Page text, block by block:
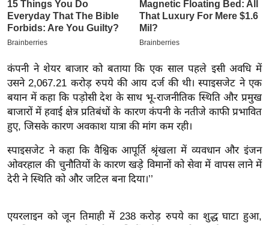
इ
म
ई
पे
प
र
मि
ल
बे
सा
कंपनी ने शेयर बाजार को बताया कि एक साल पहले इसी अवधि में
उसने 2,067.21 करोड़ रुपये की आय दर्ज की थी। स्पाइसजेट ने एक
बयान में कहा कि पड़ोसी देश के साथ भू-राजनीतिक स्थिति और प्रमुख
बाजारों में हवाई क्षेत्र प्रतिबंधों के कारण कंपनी के नतीजे काफी प्रभावित
हुए, जिसके कारण अवकाश यात्रा की मांग कम रही।
स्पाइसजेट ने कहा कि वैश्विक आपूर्ति श्रृंखला में व्यवधान और इंजन
ओवरहाल की चुनौतियों के कारण खड़े विमानों को सेवा में वापस लाने में
देरी ने स्थिति को और जटिल बना दिया।’’
एयरलाइन को जून तिमाही में 238 करोड़ रुपये का शुद्ध घाटा हुआ,